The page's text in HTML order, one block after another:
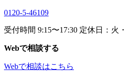
0120-5-46109
受付時間 9:15〜17:30 定休日：火
Webで相談する
Webで相談はこちら